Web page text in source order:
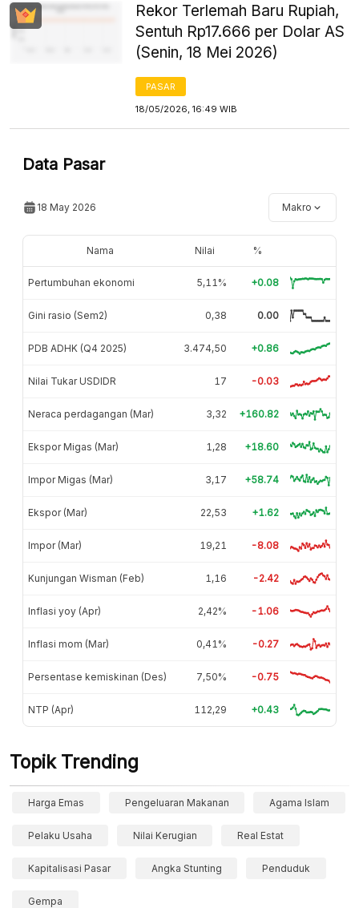
Rekor Terlemah Baru Rupiah,
Sentuh Rp17.666 per Dolar AS
(Senin, 18 Mei 2026)
PASAR
18/05/2026, 16:49 WIB
Data Pasar
18 May 2026 Makro
Nama Nilai %
Pertumbuhan ekonomi 5,11% +0.08
Gini rasio (Sem2) 0,38 0.00
PDB ADHK (Q4 2025) 3.474,50 +0.86
Nilai Tukar USDIDR 17 -0.03
Neraca perdagangan (Mar) 3,32 +160.82
Ekspor Migas (Mar) 1,28 +18.60
Impor Migas (Mar) 3,17 +58.74
Ekspor (Mar) 22,53 +1.62
Impor (Mar) 19,21 -8.08
Kunjungan Wisman (Feb) 1,16 -2.42
Inflasi yoy (Apr) 2,42% -1.06
Inflasi mom (Mar) 0,41% -0.27
Persentase kemiskinan (Des) 7,50% -0.75
NTP (Apr) 112,29 +0.43
Topik Trending
Harga Emas Pengeluaran Makanan Agama Islam
Pelaku Usaha Nilai Kerugian Real Estat
Kapitalisasi Pasar Angka Stunting Penduduk
Gempa